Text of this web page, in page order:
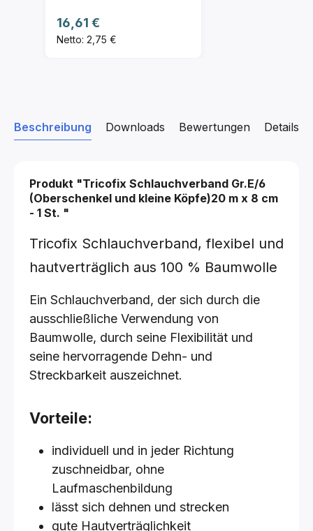
Regulärer Preis:
16,61 €
Netto: 2,75 €
Beschreibung Downloads Details
Bewertungen
Produkt "Tricofix Schlauchverband Gr.E/6
(Oberschenkel und kleine Köpfe)20 m x 8 cm
- 1 St. "
Tricofix Schlauchverband, flexibel und
hautverträglich aus 100 % Baumwolle
Ein Schlauchverband, der sich durch die
ausschließliche Verwendung von
Baumwolle, durch seine Flexibilität und
seine hervorragende Dehn- und
Streckbarkeit auszeichnet.
Vorteile:
individuell und in jeder Richtung
zuschneidbar, ohne
Laufmaschenbildung
lässt sich dehnen und strecken
gute Hautverträglichkeit